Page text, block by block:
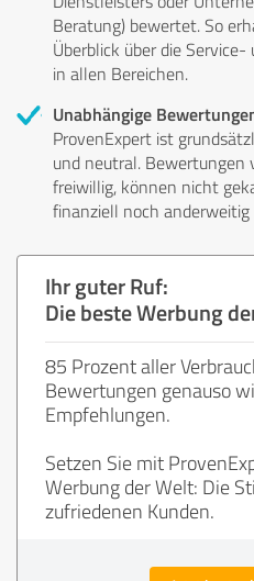
Beratung) bewertet. So
Überblick über die
in allen Bereichen.
Unabhängige
ProvenExpert ist
und neutral. Bewertungen
freiwillig, können nicht
finanziell noch anderweitig
Ihr guter Ruf:
Die beste Werbung
85 Prozent aller
Bewertungen genauso
Empfehlungen.
Setzen Sie mit
Werbung der Welt: Die
zufriedenen Kunden.